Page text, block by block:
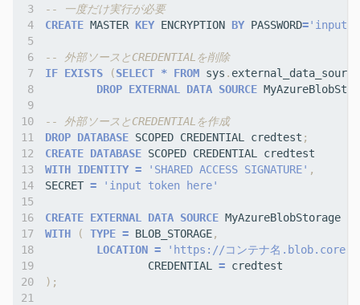
4
6
7
8
9
10
14
16
17
18
19
20
CREATE MASTER KEY ENCRYPTION BY PASSWORD='input
IF EXISTS (SELECT * FROM sys .
DROP EXTERNAL DATA SOURCE
DROP DATABASE SCOPED CREDENTIAL credtest ;
CREATE DATABASE SCOPED CREDENTIAL
credtest
WITH IDENTITY = 'SHARED ACCESS SIGNATURE' ,
SECRET = 'input token here'
CREATE EXTERNAL DATA SOURCE MyAzureBlobStorage
WITH
( TYPE = BLOB_STORAGE,
LOCATION =
'https://コンテナ名
CREDENTIAL
= credtest
);